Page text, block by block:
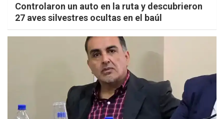
Controlaron un auto en la ruta y descubrieron
27 aves silvestres ocultas en el baúl